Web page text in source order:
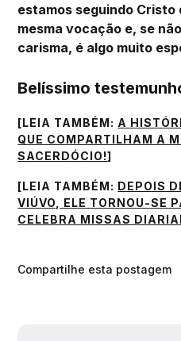
estamos seguindo Cristo
mesma vocação e, se
carisma, é algo muito
Belíssimo
[LEIA TAMBÉM: A
QUE COMPARTILHAM A
SACERDÓCIO!]
[LEIA TAMBÉM: DEPOIS
VIÚVO, ELE TORNOU-SE
CELEBRA MISSAS
Compartilhe esta postagem